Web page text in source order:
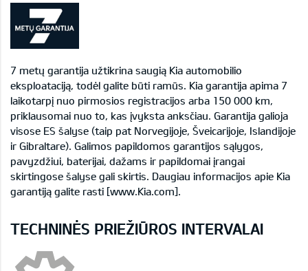
7 metų garantija užtikrina saugią Kia automobilio
eksploataciją, todėl galite būti ramūs. Kia garantija apima 7
laikotarpį nuo pirmosios registracijos arba 150 000 km,
priklausomai nuo to, kas įvyksta anksčiau. Garantija galioja
visose ES šalyse (taip pat Norvegijoje, Šveicarijoje, Islandijoje
ir Gibraltare). Galimos papildomos garantijos sąlygos,
pavyzdžiui, baterijai, dažams ir papildomai įrangai
skirtingose šalyse gali skirtis. Daugiau informacijos apie Kia
garantiją galite rasti [www.Kia.com].
TECHNINĖS PRIEŽIŪROS INTERVALAI